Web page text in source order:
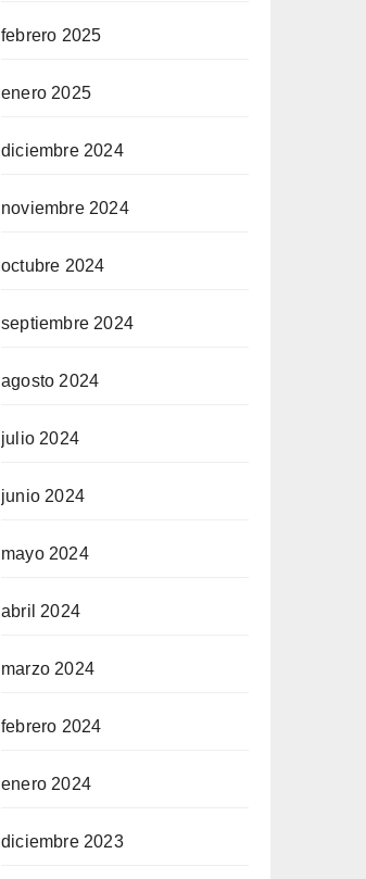
febrero 2025
enero 2025
diciembre 2024
noviembre 2024
octubre 2024
septiembre 2024
agosto 2024
julio 2024
junio 2024
mayo 2024
abril 2024
marzo 2024
febrero 2024
enero 2024
diciembre 2023